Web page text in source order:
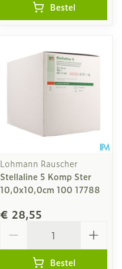
Bestel
Lohmann Rauscher
Stellaline 5 Komp Ster
10,0x10,0cm 100 17788
€ 28,55
Bestel